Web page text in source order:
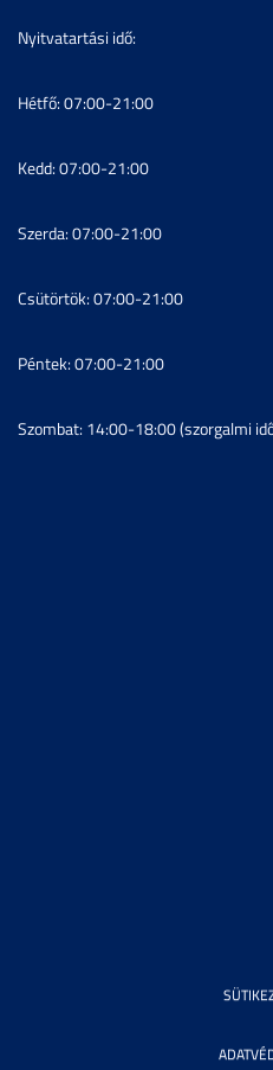
Nyitvatartási idő:
Hétfő: 07:00-21:00
Kedd: 07:00-21:00
Szerda: 07:00-21:00
Csütörtök: 07:00-21:00
Péntek: 07:00-21:00
Szombat: 14:00-18:00 (szorgalmi